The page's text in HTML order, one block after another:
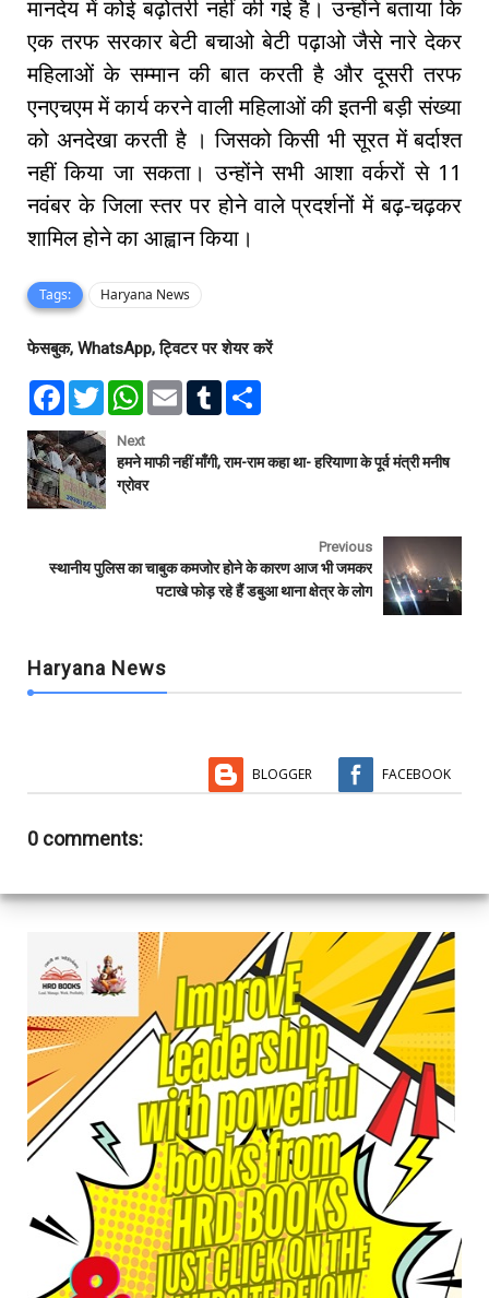
मानदेय में कोई बढ़ोतरी नहीं की गई है। उन्होंने बताया कि
एक तरफ सरकार बेटी बचाओ बेटी पढ़ाओ जैसे नारे देकर
महिलाओं के सम्मान की बात करती है और दूसरी तरफ
एनएचएम में कार्य करने वाली महिलाओं की इतनी बड़ी संख्या
को अनदेखा करती है । जिसको किसी भी सूरत में बर्दाश्त
नहीं किया जा सकता। उन्होंने सभी आशा वर्करों से 11
नवंबर के जिला स्तर पर होने वाले प्रदर्शनों में बढ़-चढ़कर
शामिल होने का आह्वान किया।
Tags: Haryana News
फेसबुक, WhatsApp, ट्विटर पर शेयर करें
F
e
b
o
o
k
T
w
t
t
e
r
W
t
s
A
p
E
l
T
l
e
Next
हमने माफी नहीं माँगी, राम-राम कहा था- हरियाणा के पूर्व मंत्री मनीष
ग्रोवर
Previous
स्थानीय पुलिस का चाबुक कमजोर होने के कारण आज भी जमकर
पटाखे फोड़ रहे हैं डबुआ थाना क्षेत्र के लोग
Haryana News
BLOGGER FACEBOOK
0 comments: